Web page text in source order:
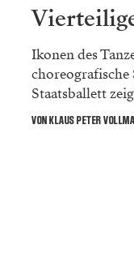
Ikonen des
Staatsballett
VON KLAUS PETER